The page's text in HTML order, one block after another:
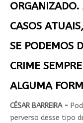
ORGANIZADO.
CASOS
SE PODEMOS
CRIME
ALGUMA
CÉSAR BARREIRA -
perverso desse tipo